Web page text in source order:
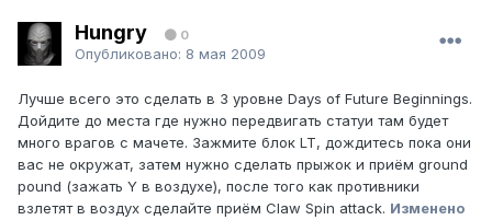
Hungry 0
Опубликовано: 8 мая 2009
Лучше всего это сделать в 3 уровне Days of Future Beginnings.
Дойдите до места где нужно передвигать статуи там будет
много врагов с мачете. Зажмите блок LT, дождитесь пока они
вас не окружат, затем нужно сделать прыжок и приём ground
pound (зажать Y в воздухе), после того как противники
взлетят в воздух сделайте приём Claw Spin attack. Изменено